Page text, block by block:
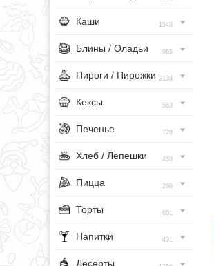
Каши 1543
Блины / Оладьи 965
Пироги / Пирожки 2134
Кексы 563
Печенье 728
Хлеб / Лепешки 433
Пицца 260
Торты 801
Напитки 491
Десерты